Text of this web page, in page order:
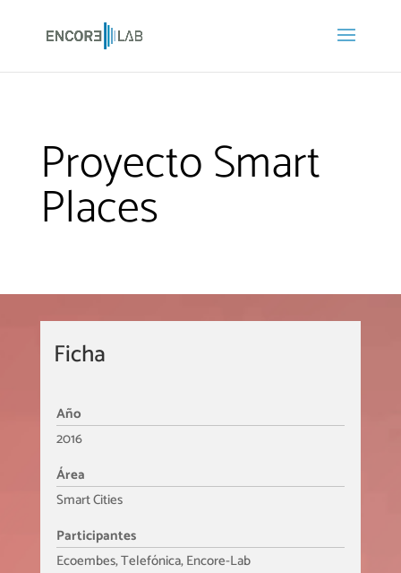
Proyecto Smart
Places
Ficha
Año
2016
Área
Smart Cities
Participantes
Ecoembes, Telefónica, Encore-Lab